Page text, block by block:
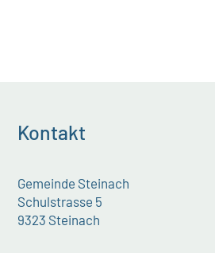
Kontakt
Gemeinde Steinach
Schulstrasse 5
9323 Steinach